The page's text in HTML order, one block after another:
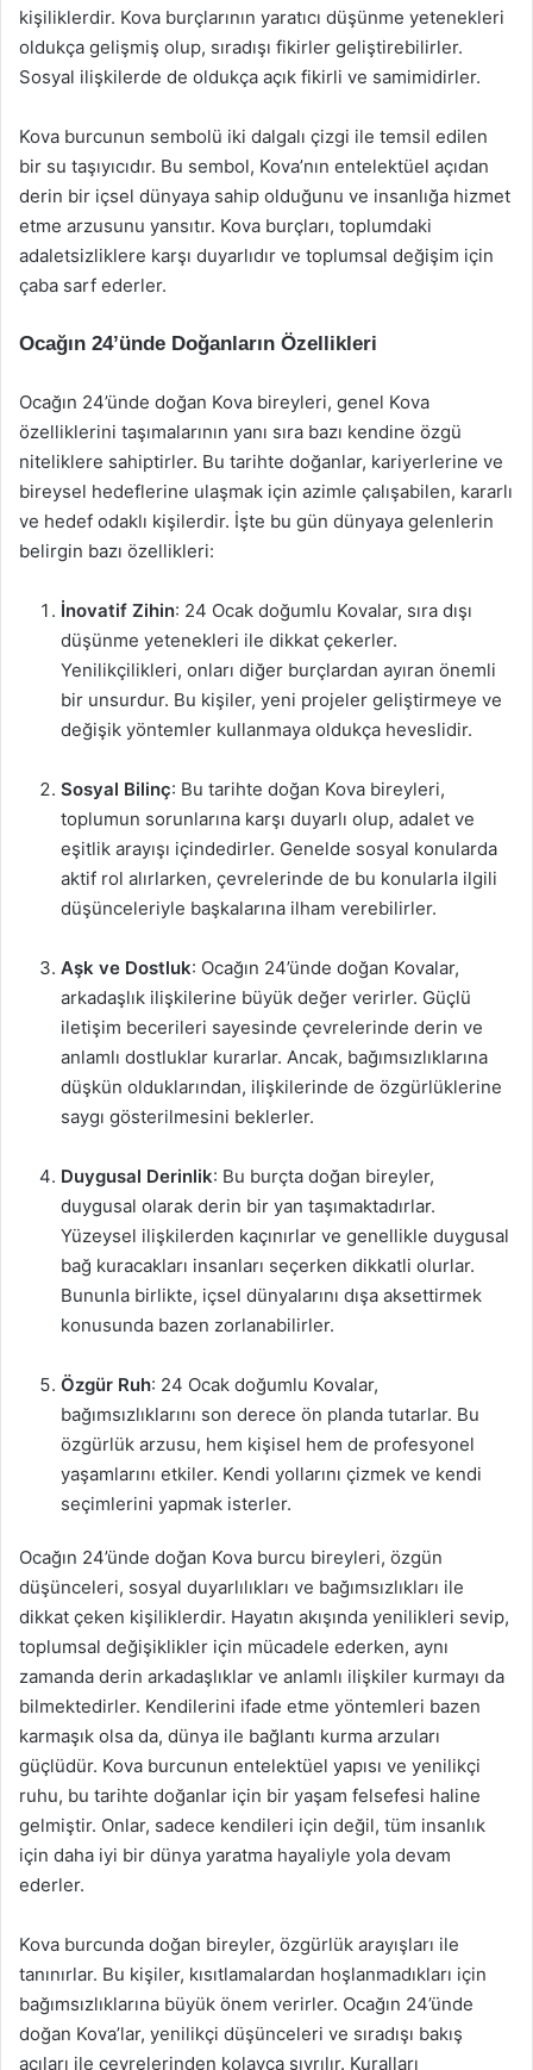
kişiliklerdir. Kova burçlarının yaratıcı düşünme yetenekleri
oldukça gelişmiş olup, sıradışı fikirler geliştirebilirler.
Sosyal ilişkilerde de oldukça açık fikirli ve samimidirler.
Kova burcunun sembolü iki dalgalı çizgi ile temsil edilen
bir su taşıyıcıdır. Bu sembol, Kova’nın entelektüel açıdan
derin bir içsel dünyaya sahip olduğunu ve insanlığa hizmet
etme arzusunu yansıtır. Kova burçları, toplumdaki
adaletsizliklere karşı duyarlıdır ve toplumsal değişim için
çaba sarf ederler.
Ocağın 24’ünde Doğanların Özellikleri
Ocağın 24’ünde doğan Kova bireyleri, genel Kova
özelliklerini taşımalarının yanı sıra bazı kendine özgü
niteliklere sahiptirler. Bu tarihte doğanlar, kariyerlerine ve
bireysel hedeflerine ulaşmak için azimle çalışabilen, kararlı
ve hedef odaklı kişilerdir. İşte bu gün dünyaya gelenlerin
belirgin bazı özellikleri:
İnovatif Zihin: 24 Ocak doğumlu Kovalar, sıra dışı
düşünme yetenekleri ile dikkat çekerler.
Yenilikçilikleri, onları diğer burçlardan ayıran önemli
bir unsurdur. Bu kişiler, yeni projeler geliştirmeye ve
değişik yöntemler kullanmaya oldukça heveslidir.
Sosyal Bilinç: Bu tarihte doğan Kova bireyleri,
toplumun sorunlarına karşı duyarlı olup, adalet ve
eşitlik arayışı içindedirler. Genelde sosyal konularda
aktif rol alırlarken, çevrelerinde de bu konularla ilgili
düşünceleriyle başkalarına ilham verebilirler.
Aşk ve Dostluk: Ocağın 24’ünde doğan Kovalar,
arkadaşlık ilişkilerine büyük değer verirler. Güçlü
iletişim becerileri sayesinde çevrelerinde derin ve
anlamlı dostluklar kurarlar. Ancak, bağımsızlıklarına
düşkün olduklarından, ilişkilerinde de özgürlüklerine
saygı gösterilmesini beklerler.
Duygusal Derinlik: Bu burçta doğan bireyler,
duygusal olarak derin bir yan taşımaktadırlar.
Yüzeysel ilişkilerden kaçınırlar ve genellikle duygusal
bağ kuracakları insanları seçerken dikkatli olurlar.
Bununla birlikte, içsel dünyalarını dışa aksettirmek
konusunda bazen zorlanabilirler.
Özgür Ruh: 24 Ocak doğumlu Kovalar,
bağımsızlıklarını son derece ön planda tutarlar. Bu
özgürlük arzusu, hem kişisel hem de profesyonel
yaşamlarını etkiler. Kendi yollarını çizmek ve kendi
seçimlerini yapmak isterler.
Ocağın 24’ünde doğan Kova burcu bireyleri, özgün
düşünceleri, sosyal duyarlılıkları ve bağımsızlıkları ile
dikkat çeken kişiliklerdir. Hayatın akışında yenilikleri sevip,
toplumsal değişiklikler için mücadele ederken, aynı
zamanda derin arkadaşlıklar ve anlamlı ilişkiler kurmayı da
bilmektedirler. Kendilerini ifade etme yöntemleri bazen
karmaşık olsa da, dünya ile bağlantı kurma arzuları
güçlüdür. Kova burcunun entelektüel yapısı ve yenilikçi
ruhu, bu tarihte doğanlar için bir yaşam felsefesi haline
gelmiştir. Onlar, sadece kendileri için değil, tüm insanlık
için daha iyi bir dünya yaratma hayaliyle yola devam
ederler.
Kova burcunda doğan bireyler, özgürlük arayışları ile
tanınırlar. Bu kişiler, kısıtlamalardan hoşlanmadıkları için
bağımsızlıklarına büyük önem verirler. Ocağın 24’ünde
doğan Kova’lar, yenilikçi düşünceleri ve sıradışı bakış
açıları ile çevrelerinden kolayca sıyrılır. Kuralları